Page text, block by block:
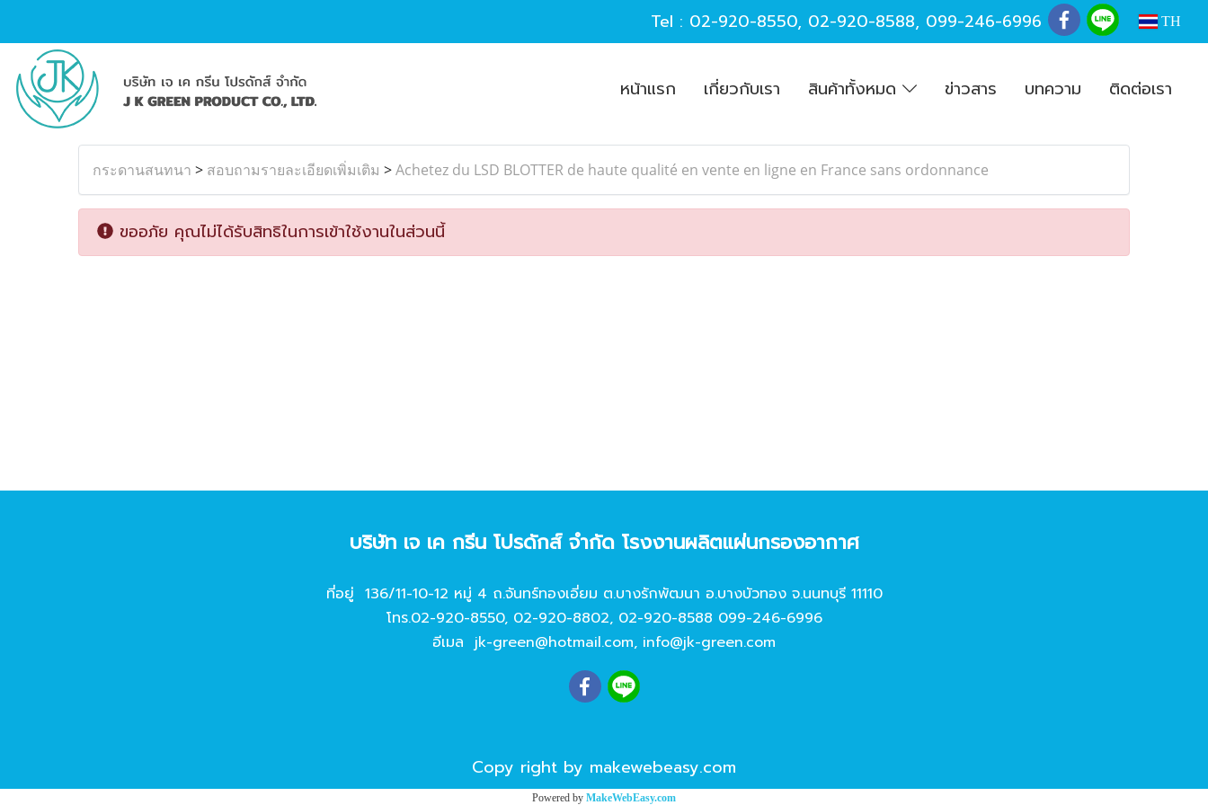
Tel : 02-920-8550, 02-920-8588, 099-246-6996 TH
หน้าแรก เกี่ยวกับเรา สินค้าทั้งหมด ข่าวสาร บทความ ติดต่อเรา
กระดานสนทนา > สอบถามรายละเอียดเพิ่มเติม >Achetez du LSD BLOTTER de haute qualité en vente en ligne en France sans ordonnance
ขออภัย คุณไม่ได้รับสิทธิในการเข้าใช้งานในส่วนนี้
บริษัท เจ เค กรีน โปรดักส์ จํากัด โรงงานผลิตแผ่นกรองอากาศ
ที่อยู่ 136/11-10-12 หมู่ 4 ถ.จันทร์ทองเอี่ยม ต.บางรักพัฒนา อ.บางบัวทอง จ.นนทบุรี 11110
โทร.02-920-8550, 02-920-8802, 02-920-8588 099-246-6996
อีเมล jk-green@hotmail.com, info@jk-green.com
Copy right by makewebeasy.com
Powered by MakeWebEasy.com